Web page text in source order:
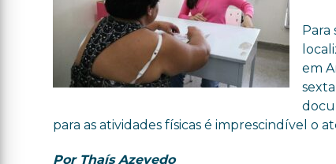
Para
em
para as atividades físicas é imprescindível o
Por Thaís Azevedo